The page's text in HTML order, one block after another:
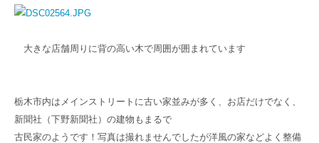
大きな店舗周りに背の高い木で周囲が囲まれています
栃木市内はメインストリートに古い家並みが多く、お店だけでなく、
新聞社（下野新聞社）の建物もまるで
古民家のようです！写真は撮れませんでしたが洋風の家などよく整備